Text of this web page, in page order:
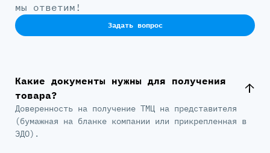
мы ответим!
Задать вопрос
Какие документы нужны для получения
товара?
Доверенность на получение ТМЦ на представителя
(бумажная на бланке компании или прикрепленная в
ЭДО).